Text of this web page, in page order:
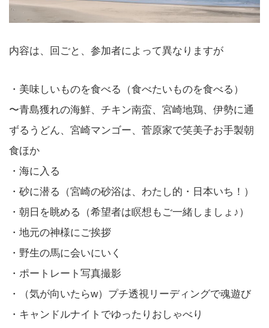
内容は、回ごと、参加者によって異なりますが
・美味しいものを食べる（食べたいものを食べる）
〜青島獲れの海鮮、チキン南蛮、宮崎地鶏、伊勢に通
ずるうどん、宮崎マンゴー、菅原家で笑美子お手製朝
食ほか
・海に入る
・砂に潜る（宮崎の砂浴は、わたし的・日本いち！）
・朝日を眺める（希望者は瞑想もご一緒しましょ♪）
・地元の神様にご挨拶
・野生の馬に会いにいく
・ポートレート写真撮影
・（気が向いたらw）プチ透視リーディングで魂遊び
・キャンドルナイトでゆったりおしゃべり